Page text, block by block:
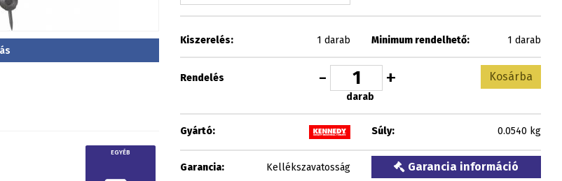
EGYÉB
Kiszerelés: 1 darab Minimum rendelhető: 1 darab
Rendelés - +
darab
Kosárba
Gyártó: Súly: 0.0540 kg
Garancia: Kellékszavatosság Garancia információ